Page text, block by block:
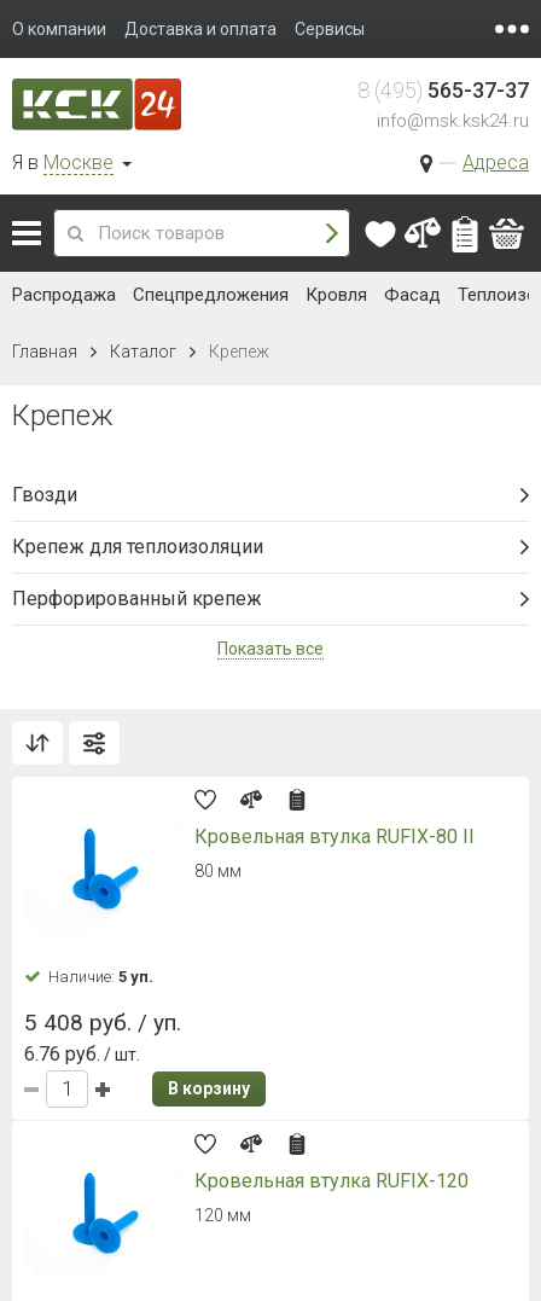
О компании Доставка и оплата Сервисы
Я в Москве Адреса
8 (495) 565-37-37
info@msk.ksk24.ru
Распродажа Спецпредложения Кровля Фасад
Главная Каталог Крепеж
Крепеж
Гвозди
Крепеж для теплоизоляции
Перфорированный крепеж
Показать все
Кровельная втулка RUFIX-80 II
80 мм
Наличие: 5 уп.
5 408 руб. / уп.
6.76 руб. / шт.
В корзину
Кровельная втулка RUFIX-120
120 мм